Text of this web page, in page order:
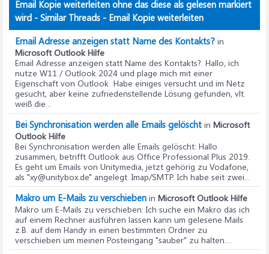
Email Kopie weiterleiten ohne das diese als gelesen markiert
wird - Similar Threads - Email Kopie weiterleiten
Email Adresse anzeigen statt Name des Kontakts? in
Microsoft Outlook Hilfe
Email Adresse anzeigen statt Name des Kontakts?: Hallo, ich
nutze W11 / Outlook 2024 und plage mich mit einer
Eigenschaft von Outlook. Habe einiges versucht und im Netz
gesucht, aber keine zufriedenstellende Lösung gefunden, vlt.
weiß die...
Bei Synchronisation werden alle Emails gelöscht in Microsoft
Outlook Hilfe
Bei Synchronisation werden alle Emails gelöscht: Hallo
zusammen, betrifft Outlook aus Office Professional Plus 2019.
Es geht um Emails von Unitymedia, jetzt gehörig zu Vodafone,
als "xy@unitybox.de" angelegt. Imap/SMTP. Ich habe seit zwei...
Makro um E-Mails zu verschieben in Microsoft Outlook Hilfe
Makro um E-Mails zu verschieben: Ich suche ein Makro das ich
auf einem Rechner ausführen lassen kann um gelesene Mails
z.B. auf dem Handy in einen bestimmten Ordner zu
verschieben um meinen Posteingang "sauber" zu halten....